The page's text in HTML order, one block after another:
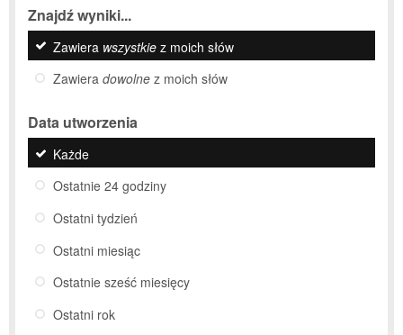
Znajdź wyniki...
Zawiera wszystkie z moich słów
Zawiera dowolne z moich słów
Data utworzenia
Każde
Ostatnie 24 godziny
Ostatni tydzień
Ostatni miesiąc
Ostatnie sześć miesięcy
Ostatni rok